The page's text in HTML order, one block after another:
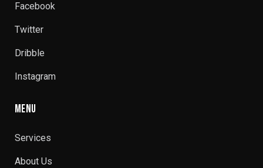
Facebook
Twitter
Dribble
Instagram
MENU
Services
About Us